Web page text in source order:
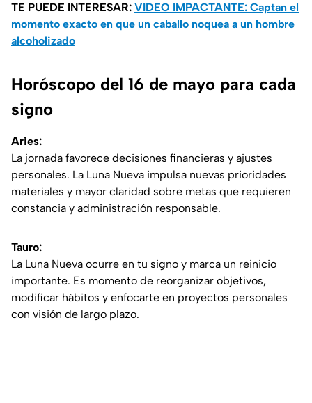
TE PUEDE INTERESAR: VIDEO IMPACTANTE: Captan el
momento exacto en que un caballo noquea a un hombre
alcoholizado
Horóscopo del 16 de mayo para cada
signo
Aries:
La jornada favorece decisiones financieras y ajustes
personales. La Luna Nueva impulsa nuevas prioridades
materiales y mayor claridad sobre metas que requieren
constancia y administración responsable.
Tauro:
La Luna Nueva ocurre en tu signo y marca un reinicio
importante. Es momento de reorganizar objetivos,
modificar hábitos y enfocarte en proyectos personales
con visión de largo plazo.